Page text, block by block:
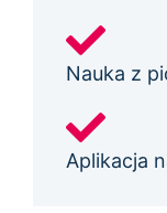
Nauka z
Aplikacja